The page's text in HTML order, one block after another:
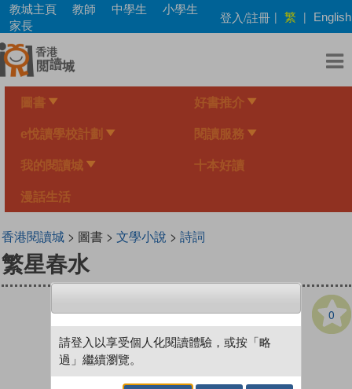
Skip
main
content
教城主頁 教師 中學生
小學生
家長
登入/註冊 | 繁 | English
圖書 好書推介
e悅讀學校計劃 閱讀服務
我的閱讀城 十本好讀
漫話生活
香港閱讀城> 圖書 > 文學小說 > 詩詞
繁星春水
0
請登入以享受個人化閱讀體驗，或按「略
過」繼續瀏覽。